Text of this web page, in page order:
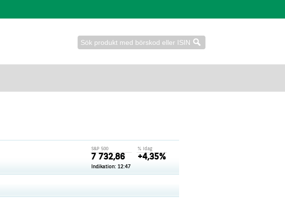
% idag
+4,35%
S&P 500
7 732,86
Indikation: 12:47